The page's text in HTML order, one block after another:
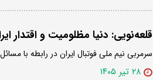
قلعه‌نویی: دنیا مظلومیت و اقتدار
سرمربی نیم ملی فوتبال ایران در رابطه با
۲۸ تیر ۱۴۰۵